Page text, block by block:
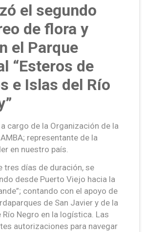
el segundo
de flora y
el Parque
“Esteros de
e Islas del Río
cargo de la Organización de la
representante de la
en nuestro país.
tres días de duración, se
desde Puerto Viejo hacia la
contando con el apoyo de
de San Javier y de la
Río Negro en la logística. Las
autorizaciones para navegar